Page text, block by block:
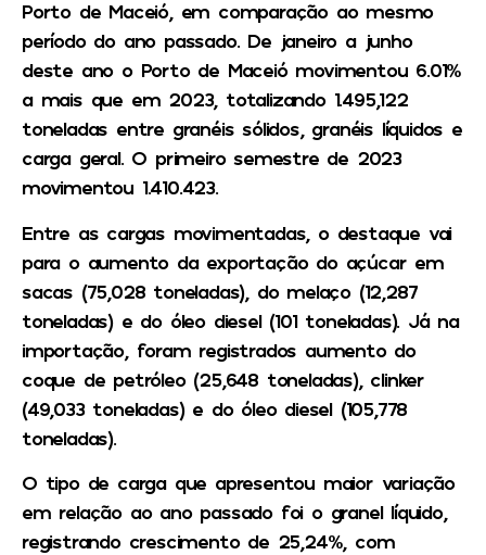
Porto de Maceió, em comparação ao mesmo
período do ano passado. De janeiro a junho
deste ano o Porto de Maceió movimentou 6.01%
a mais que em 2023, totalizando 1.495,122
toneladas entre granéis sólidos, granéis líquidos e
carga geral. O primeiro semestre de 2023
movimentou 1.410.423.
Entre as cargas movimentadas, o destaque vai
para o aumento da exportação do açúcar em
sacas (75,028 toneladas), do melaço (12,287
toneladas) e do óleo diesel (101 toneladas). Já na
importação, foram registrados aumento do
coque de petróleo (25,648 toneladas), clinker
(49,033 toneladas) e do óleo diesel (105,778
toneladas).
O tipo de carga que apresentou maior variação
em relação ao ano passado foi o granel líquido,
registrando crescimento de 25,24%, com